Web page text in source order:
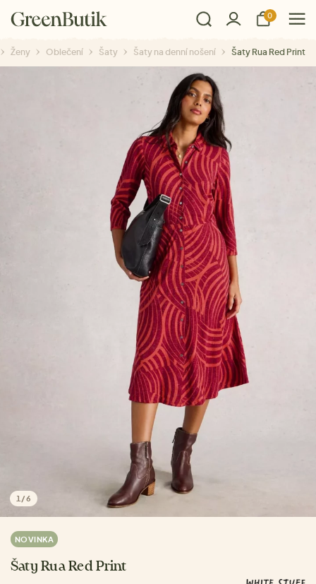
0
Ženy Oblečení Šaty Šaty na denní nošení Šaty Rua Red Print
1 /6
NOVINKA
Šaty Rua Red Print